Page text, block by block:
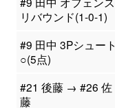
リバウンド(1-0-1)
#9 田中 3Pシュート
○(5点)
#21 後藤 → #26 佐
藤